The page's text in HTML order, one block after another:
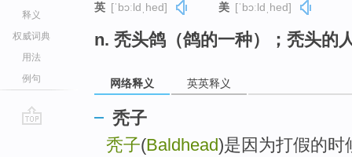
释义
权威词典
用法
例句
英 [ˈbɔːldˌhed] 美 [ˈbɔːldˌhed]
n. 秃头鸽（鸽的一种）；秃头的
网络释义 英英释义
秃子
秃子(Baldhead)是因为打假的时